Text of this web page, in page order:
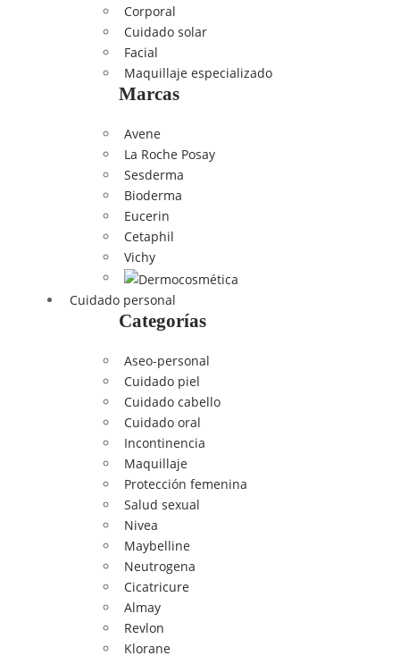
Corporal
Cuidado solar
Facial
Maquillaje especializado
Marcas
Avene
La Roche Posay
Sesderma
Bioderma
Eucerin
Cetaphil
Vichy
Cuidado personal
Categorías
Aseo-personal
Cuidado piel
Cuidado cabello
Cuidado oral
Incontinencia
Maquillaje
Protección femenina
Salud sexual
Nivea
Maybelline
Neutrogena
Cicatricure
Almay
Revlon
Klorane